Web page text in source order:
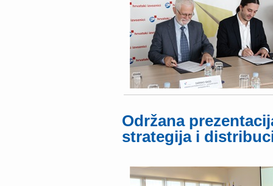
Održana
strategija i